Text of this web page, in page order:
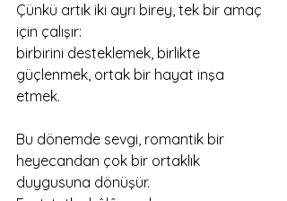
Çünkü artık iki ayrı birey, tek bir amaç
için çalışır:
birbirini desteklemek, birlikte
güçlenmek, ortak bir hayat inşa
etmek.
Bu dönemde sevgi, romantik bir
heyecandan çok bir ortaklık
duygusuna dönüşür.